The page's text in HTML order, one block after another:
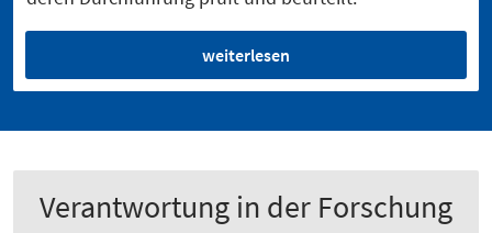
weiterlesen
Verantwortung in der Forschung